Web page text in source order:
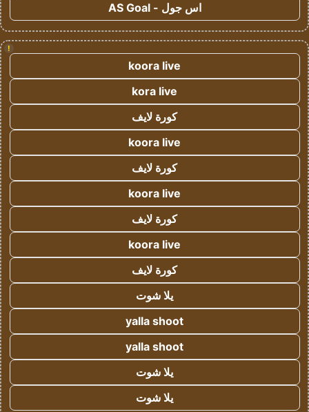
اس جول - AS Goal
!
koora live
kora live
كورة لايف
koora live
كورة لايف
koora live
كورة لايف
koora live
كورة لايف
يلا شوت
yalla shoot
yalla shoot
يلا شوت
يلا شوت